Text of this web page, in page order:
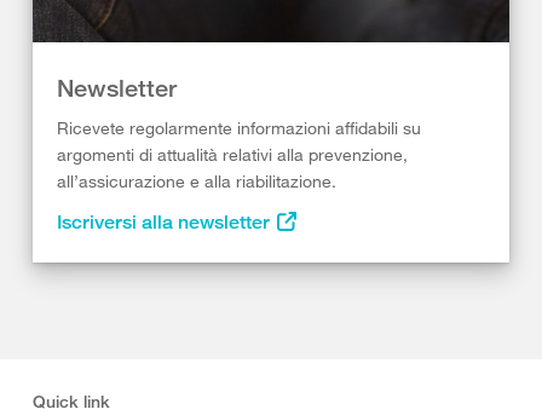
Newsletter
Ricevete regolarmente informazioni affidabili su
argomenti di attualità relativi alla prevenzione,
all’assicurazione e alla riabilitazione.
Iscriversi alla newsletter
Quick link